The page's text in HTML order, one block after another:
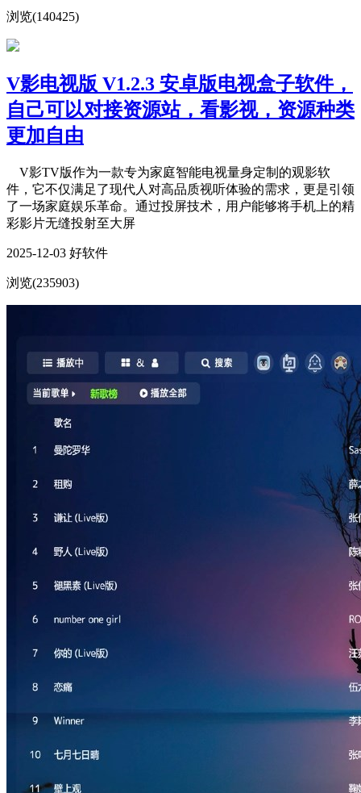
浏览(140425)
V影电视版 V1.2.3 安卓版电视盒子软件，
自己可以对接资源站，看影视，资源种类
更加自由
V影TV版作为一款专为家庭智能电视量身定制的观影软
件，它不仅满足了现代人对高品质视听体验的需求，更是引领
了一场家庭娱乐革命。通过投屏技术，用户能够将手机上的精
彩影片无缝投射至大屏
2025-12-03 好软件
浏览(235903)